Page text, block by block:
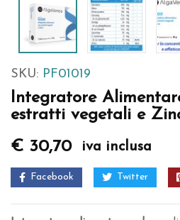
SKU: PF01019
Integratore
estratti vegetali e
€ 30,70 iva inclusa
Facebook Twitter